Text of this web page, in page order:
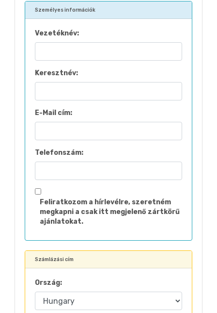
Személyes információk
Vezetéknév:
Keresztnév:
E-Mail cím:
Telefonszám:
Feliratkozom a hírlevélre, szeretném
megkapni a csak itt megjelenő zártkörű
ajánlatokat.
Számlázási cím
Ország: